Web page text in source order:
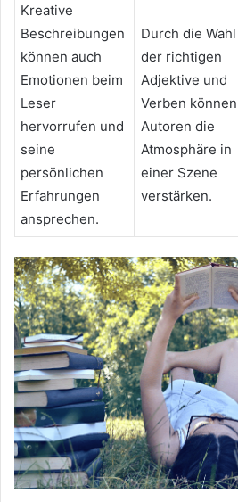
Kreative
Beschreibungen
können auch
Emotionen beim
Leser
hervorrufen und
seine
persönlichen
Erfahrungen
ansprechen.
Durch die Wahl
der richtigen
Adjektive und
Verben können
Autoren die
Atmosphäre in
einer Szene
verstärken.